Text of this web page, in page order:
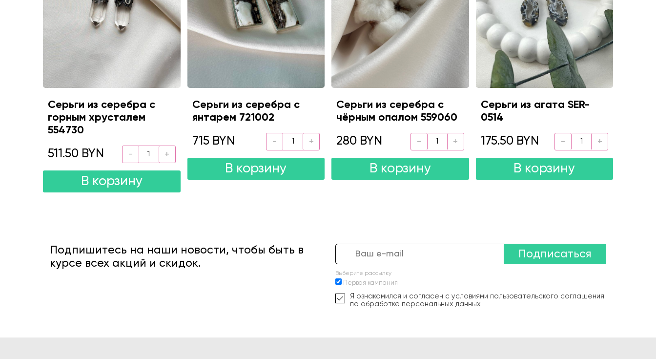
Серьги из серебра с
горным хрусталем
554730
511.50 BYN
В корзину
Серьги из серебра с
янтарем 721002
715 BYN
В корзину
Серьги из серебра с
чёрным опалом 559060
280 BYN
В корзину
Серьги из агата SER-
0514
175.50 BYN
В корзину
Подпишитесь на наши новости, чтобы быть в
курсе всех акций и скидок.
Подписаться
Выберите рассылку
Первая кампания
Я ознакомился и согласен с условиями пользовательского соглашения
по обработке персональных данных